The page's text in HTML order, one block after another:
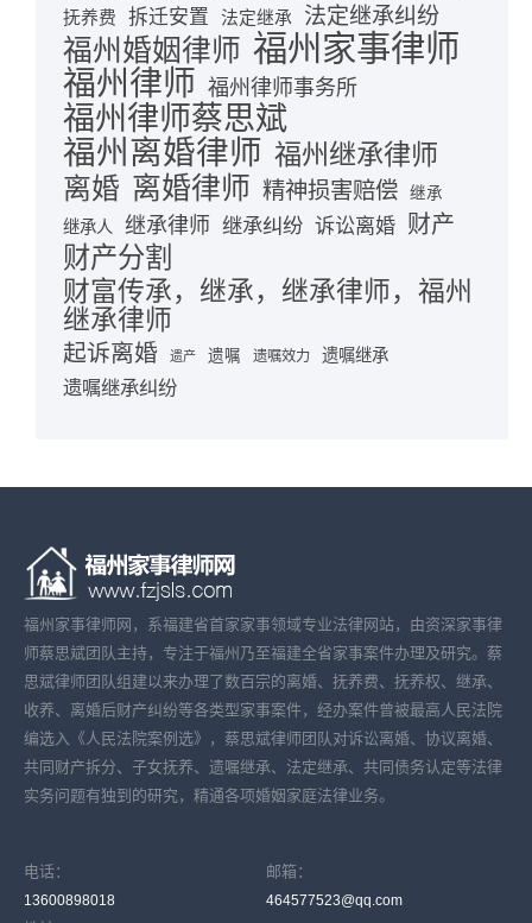
抚养费 拆迁安置 法定继承 法定继承纠纷
福州婚姻律师 福州家事律师
福州律师 福州律师事务所
福州律师蔡思斌
福州离婚律师 福州继承律师
离婚 离婚律师 精神损害赔偿 继承
继承人 继承律师 继承纠纷 诉讼离婚 财产
财产分割
财富传承，继承，继承律师，福州
继承律师
起诉离婚 遗产 遗嘱 遗嘱效力 遗嘱继承
遗嘱继承纠纷
福州家事律师网，系福建省首家家事领域专业法律网站，由资深家事律
师蔡思斌团队主持，专注于福州乃至福建全省家事案件办理及研究。蔡
思斌律师团队组建以来办理了数百宗的离婚、抚养费、抚养权、继承、
收养、离婚后财产纠纷等各类型家事案件，经办案件曾被最高人民法院
编选入《人民法院案例选》，蔡思斌律师团队对诉讼离婚、协议离婚、
共同财产拆分、子女抚养、遗嘱继承、法定继承、共同债务认定等法律
实务问题有独到的研究，精通各项婚姻家庭法律业务。
电话：
13600898018
邮箱：
464577523@qq.com